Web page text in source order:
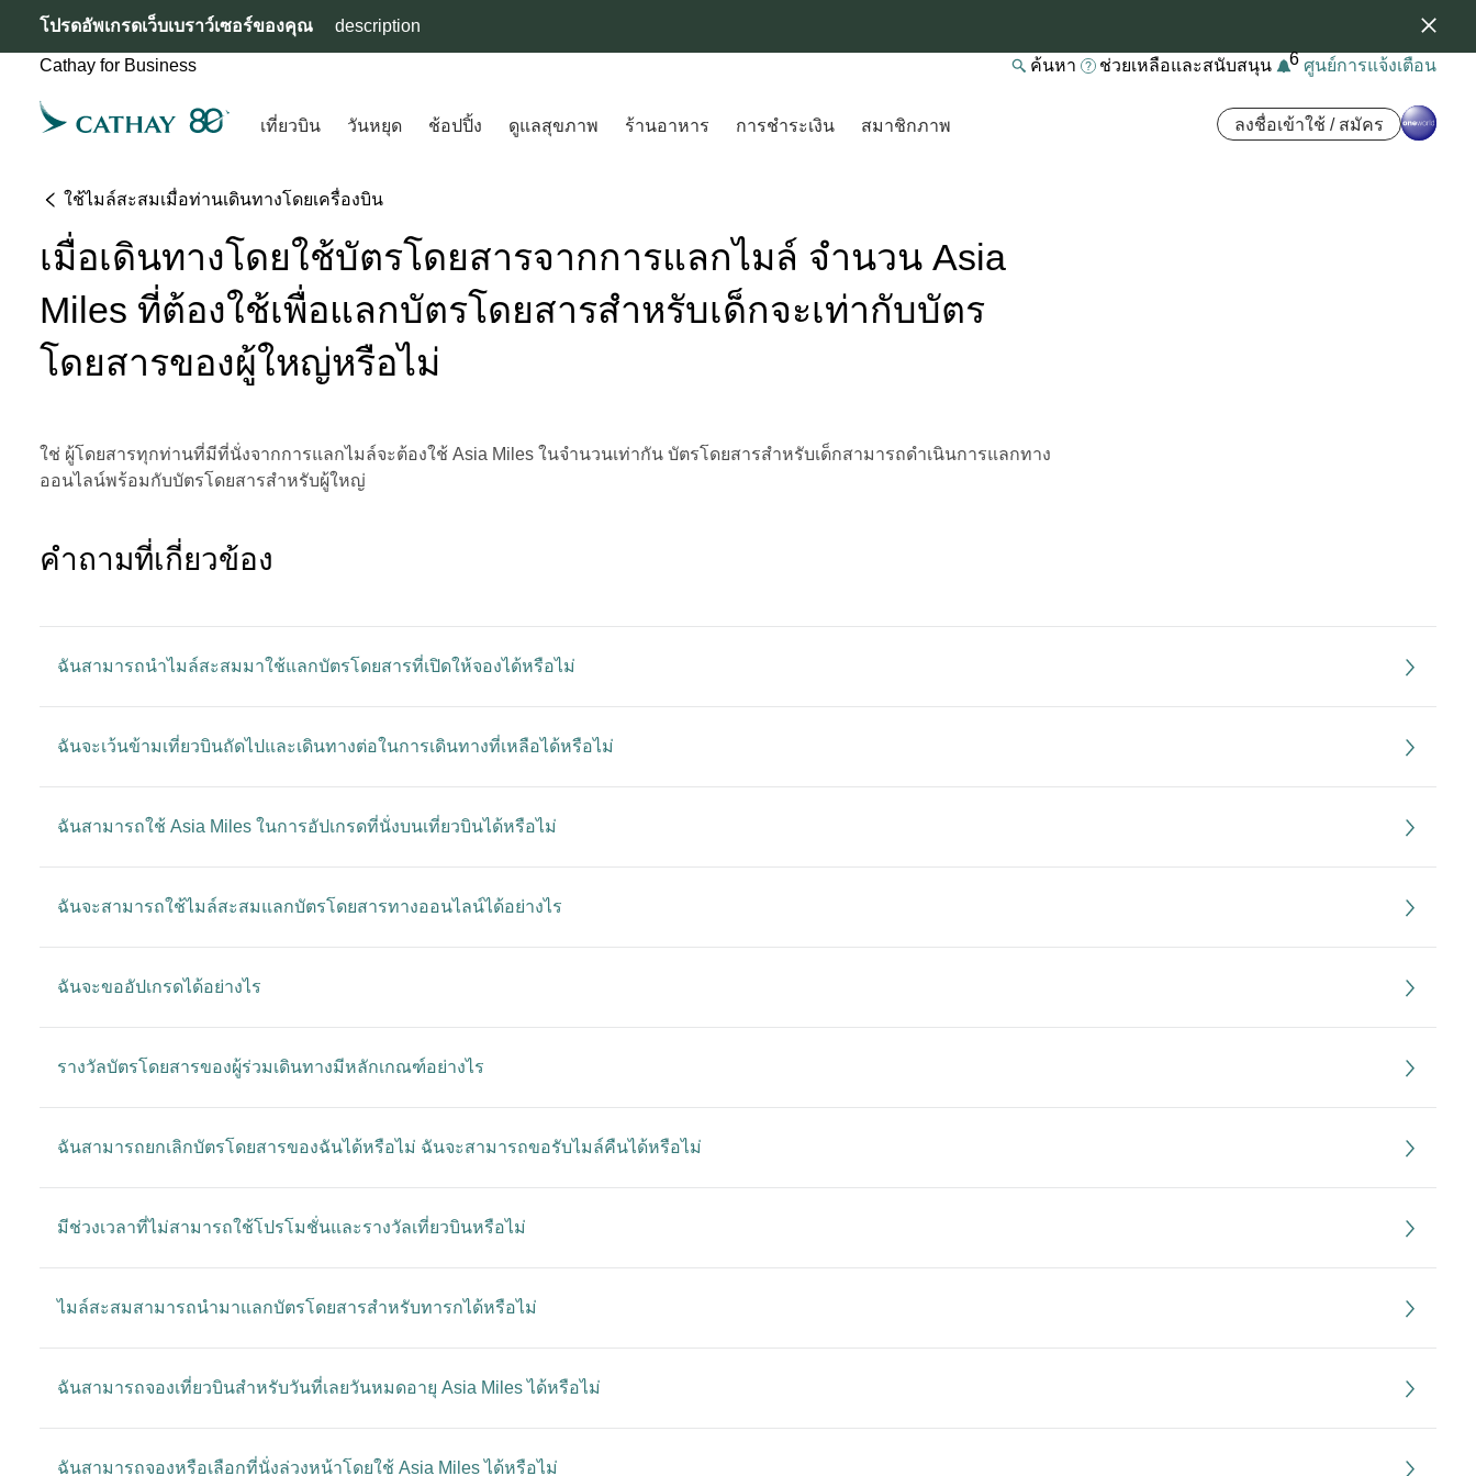
โปรดอัพเกรดเว็บเบราว์เซอร์ของคุณ description
Cathay for Business ค้นหา ช่วยเหลือและสนับสนุน 6 ศูนย์การแจ้งเตือน
เที่ยวบิน วันหยุด ช้อปปิ้ง ดูแลสุขภาพ ร้านอาหาร การชำระเงิน สมาชิกภาพ ลงชื่อเข้าใช้ / สมัคร
ใช้ไมล์สะสมเมื่อท่านเดินทางโดยเครื่องบิน
เมื่อเดินทางโดยใช้บัตรโดยสารจากการแลกไมล์ จำนวน Asia
Miles ที่ต้องใช้เพื่อแลกบัตรโดยสารสำหรับเด็กจะเท่ากับบัตร
โดยสารของผู้ใหญ่หรือไม่
ใช่ ผู้โดยสารทุกท่านที่มีที่นั่งจากการแลกไมล์จะต้องใช้ Asia Miles ในจํานวนเท่ากัน บัตรโดยสารสําหรับเด็กสามารถดำเนินการแลกทาง
ออนไลน์พร้อมกับบัตรโดยสารสําหรับผู้ใหญ่
คําถามที่เกี่ยวข้อง
ฉันสามารถนำไมล์สะสมมาใช้แลกบัตรโดยสารที่เปิดให้จองได้หรือไม่
ฉันจะเว้นข้ามเที่ยวบินถัดไปและเดินทางต่อในการเดินทางที่เหลือได้หรือไม่
ฉันสามารถใช้ Asia Miles ในการอัปเกรดที่นั่งบนเที่ยวบินได้หรือไม่
ฉันจะสามารถใช้ไมล์สะสมแลกบัตรโดยสารทางออนไลน์ได้อย่างไร
ฉันจะขออัปเกรดได้อย่างไร
รางวัลบัตรโดยสารของผู้ร่วมเดินทางมีหลักเกณฑ์อย่างไร
ฉันสามารถยกเลิกบัตรโดยสารของฉันได้หรือไม่ ฉันจะสามารถขอรับไมล์คืนได้หรือไม่
มีช่วงเวลาที่ไม่สามารถใช้โปรโมชั่นและรางวัลเที่ยวบินหรือไม่
ไมล์สะสมสามารถนํามาแลกบัตรโดยสารสําหรับทารกได้หรือไม่
ฉันสามารถจองเที่ยวบินสําหรับวันที่เลยวันหมดอายุ Asia Miles ได้หรือไม่
ฉันสามารถจองหรือเลือกที่นั่งล่วงหน้าโดยใช้ Asia Miles ได้หรือไม่